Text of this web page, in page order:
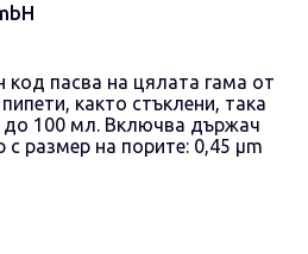
код пасва на цялата гама от
както стъклени, така
до 100 мл. Включва държач
размер на порите: 0,45 µm